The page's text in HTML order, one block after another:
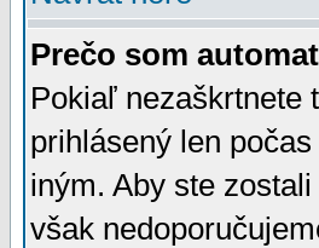
Prečo som
Pokiaľ nezaškrtnete
prihlásený len
iným. Aby ste
však